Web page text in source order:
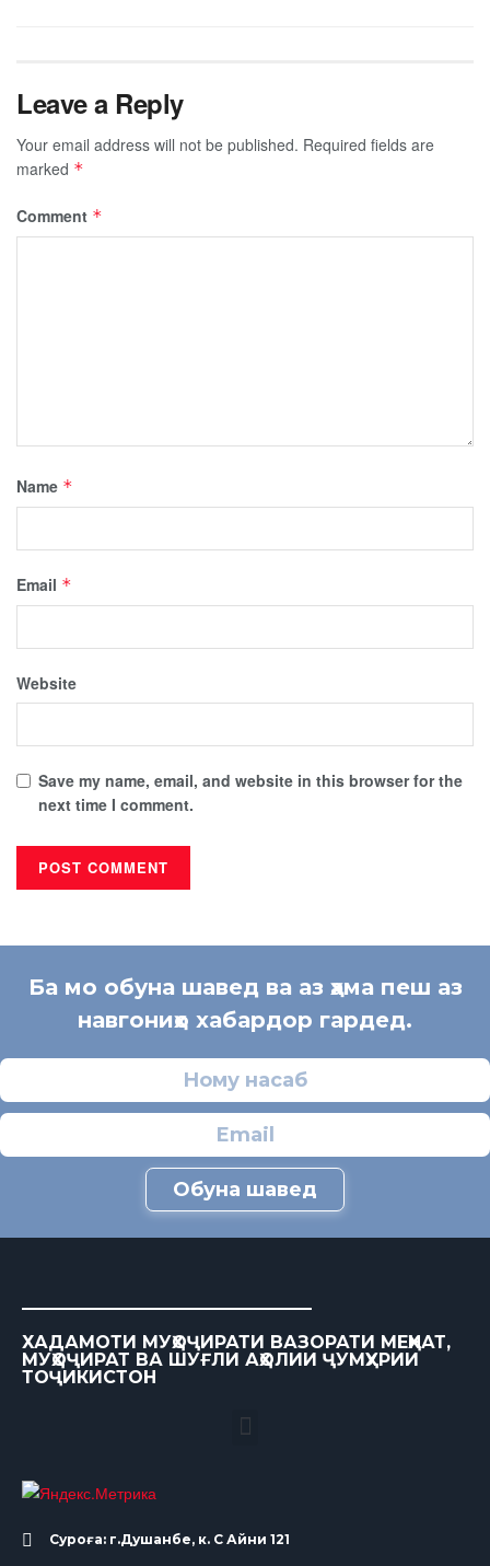
Leave a Reply
Your email address will not be published. Required fields are
marked *
Comment *
Name *
Email *
Website
Save my name, email, and website in this browser for the
next time I comment.
Ба мо обуна шавед ва аз ҳама пеш аз
навгониҳо хабардор гардед.
Обуна шавед
ХАДАМОТИ МУҲОҶИРАТИ ВАЗОРАТИ МЕҲНАТ,
МУҲОҶИРАТ ВА ШУҒЛИ АҲОЛИИ ҶУМҲУРИИ
ТОҶИКИСТОН
Суроға: г.Душанбе, к. С Айни 121